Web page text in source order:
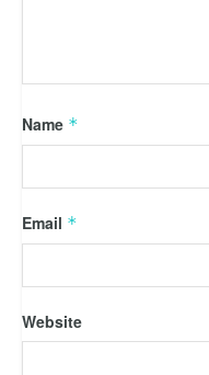
Name *
Email *
Website